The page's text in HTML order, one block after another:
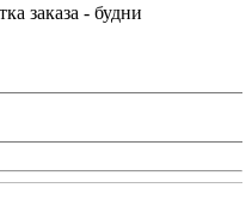
заказа - будни